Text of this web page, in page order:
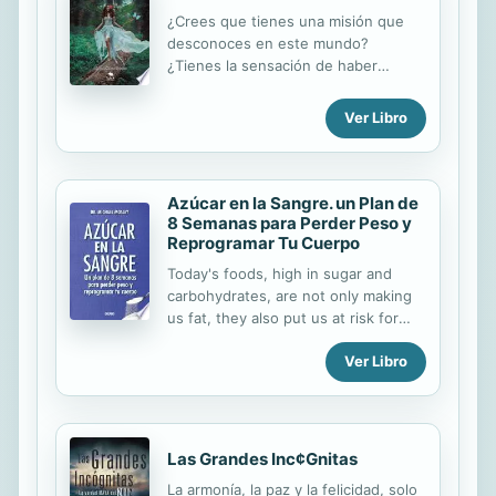
experimentado un verdadero frenesí
durante su vida profesional,
especialmente cuando era periodista
¿Crees que tienes una misión que
desconoces en este mundo?
¿Tienes la sensación de haber
persona? ¿Cuál es tu valor divino en
Ver Libro
Azúcar en la Sangre. un Plan de
8 Semanas para Perder Peso y
Reprogramar Tu Cuerpo
Today's foods, high in sugar and
carbohydrates, are not only making
us fat, they also put us at risk for
diabetes, stroke, dementia, and
cancer. Az�car en la sangre breaks
the paradigms on one of the
levels of sugar. In this book, Dr.
Mosley debunks common myths
Ver Libro
Las Grandes Inc¢Gnitas
La armonía, la paz y la felicidad, solo